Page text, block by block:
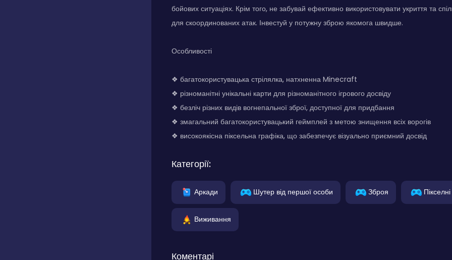
бойових ситуаціях. Крім того, не забувай ефективно використовувати укриття та
для скоординованих атак. Інвестуй у потужну зброю якомога швидше.
Особливості
❖ багатокористувацька стрілялка, натхненна Minecraft
❖ різноманітні унікальні карти для різноманітного ігрового досвіду
❖ безліч різних видів вогнепальної зброї, доступної для придбання
❖ змагальний багатокористувацький геймплей з метою знищення всіх ворогів
❖ високоякісна піксельна графіка, що забезпечує візуально приємний досвід
Категорії:
Аркади Шутер від першої особи Зброя Пікселні
Виживання
Коментарі